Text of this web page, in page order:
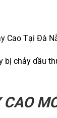
Cao Tại Đà
chảy dầu
CAO